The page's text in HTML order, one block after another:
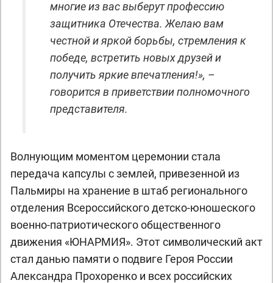
многие из вас выберут профессию
защитника Отечества. Желаю вам
честной и яркой борьбы, стремления к
победе, встретить новых друзей и
получить яркие впечатления!», –
говорится в приветствии полномочного
представителя.
Волнующим моментом церемонии стала
передача капсулы с землей, привезенной из
Пальмиры на хранение в штаб регионального
отделения Всероссийского детско-юношеского
военно-патриотического общественного
движения «ЮНАРМИЯ». Этот символический акт
стал данью памяти о подвиге Героя России
Александра Прохоренко и всех российских